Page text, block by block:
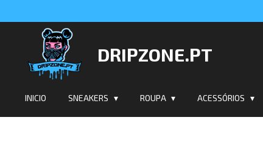
conteúdo
principal
DRIPZONE.PT
INICIO SNEAKERS ROUPA ACESSÓRIOS